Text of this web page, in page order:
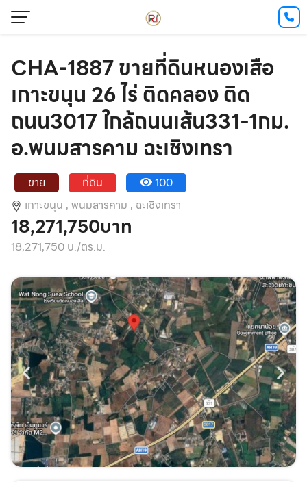
CHA-1887 ขายที่ดินหนองเสือ
เกาะขนุน 26 ไร่ ติดคลอง ติด
ถนน3017 ใกล้ถนนเส้น331-1กม.
อ.พนมสารคาม ฉะเชิงเทรา
ขาย ที่ดิน
100
เกาะขนุน , พนมสารคาม , ฉะเชิงเทรา
18,271,750บาท
18,271,750 บ./ตร.ม.